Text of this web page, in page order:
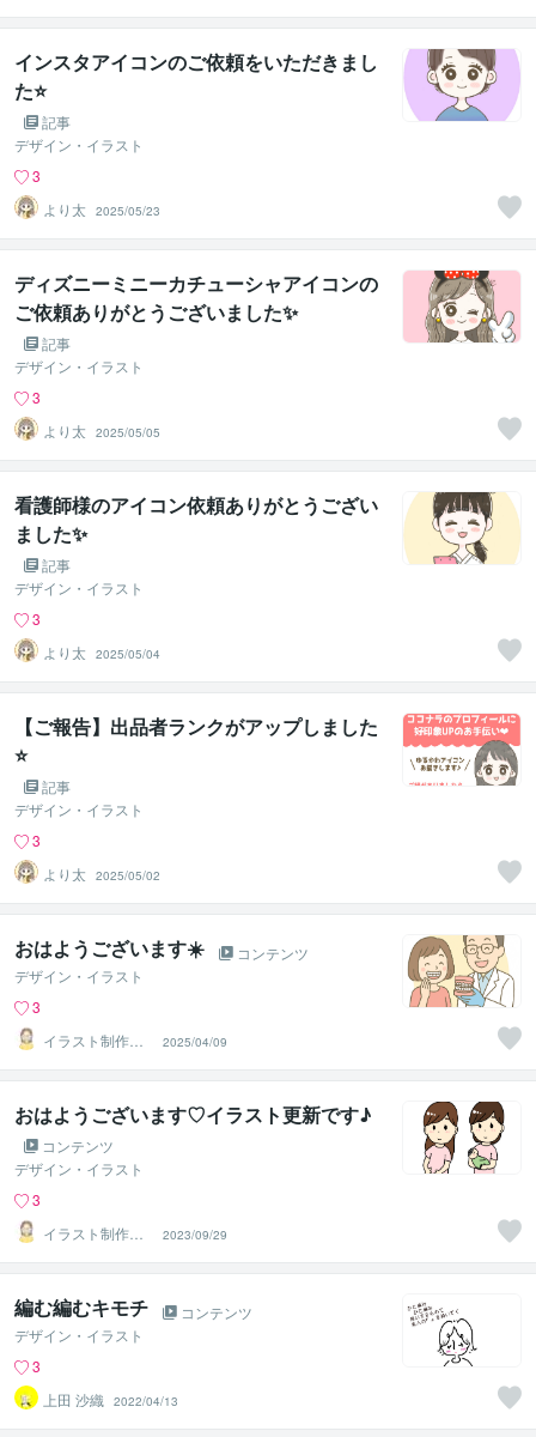
インスタアイコンのご依頼をいただきまし
た⭐
記事
デザイン・イラスト
3
より太
2025/05/23
ディズニーミニーカチューシャアイコンの
ご依頼ありがとうございました✨
記事
デザイン・イラスト
3
より太
2025/05/05
看護師様のアイコン依頼ありがとうござい
ました✨
記事
デザイン・イラスト
3
より太
2025/05/04
【ご報告】出品者ランクがアップしました
⭐
記事
デザイン・イラスト
3
より太
2025/05/02
おはようございます☀️
コンテンツ
デザイン・イラスト
3
イラスト制作所
はれ
2025/04/09
おはようございます♡イラスト更新です♪
コンテンツ
デザイン・イラスト
3
イラスト制作所
はれ
2023/09/29
編む編むキモチ
コンテンツ
デザイン・イラスト
3
上田 沙織
2022/04/13